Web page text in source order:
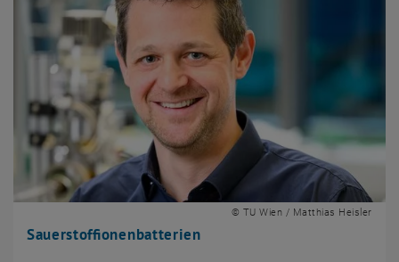
Sauerstoffionenbatterien
© TU Wien / Matthias Heisler